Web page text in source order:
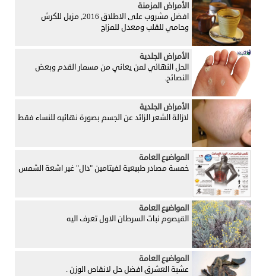
الأمراض المزمنة
افضل مشروب على الاطلاق 2016, مزيل للكرش
وحامي للقلب ومعدل للمزاج
الأمراض الجلدية
الحل النهائي لمن يعاني من مسمار القدم وبعض
النصائح.
الأمراض الجلدية
لازالة الشعر الزائد عن الجسم بصورة نهائيه للنساء فقط
المواضيع العامة
خمسة مصادر طبيعية لفيتامين "دال" غير اشعة الشمس
المواضيع العامة
القيصوم نبات السرطان الاول تعرف اليه
المواضيع العامة
عشبة العشرق افضل حل لانقاص الوزن .